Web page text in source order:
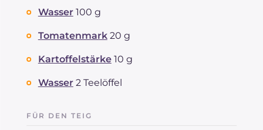
Wasser 100 g
Tomatenmark 20 g
Kartoffelstärke 10 g
Wasser 2 Teelöffel
FÜR DEN TEIG